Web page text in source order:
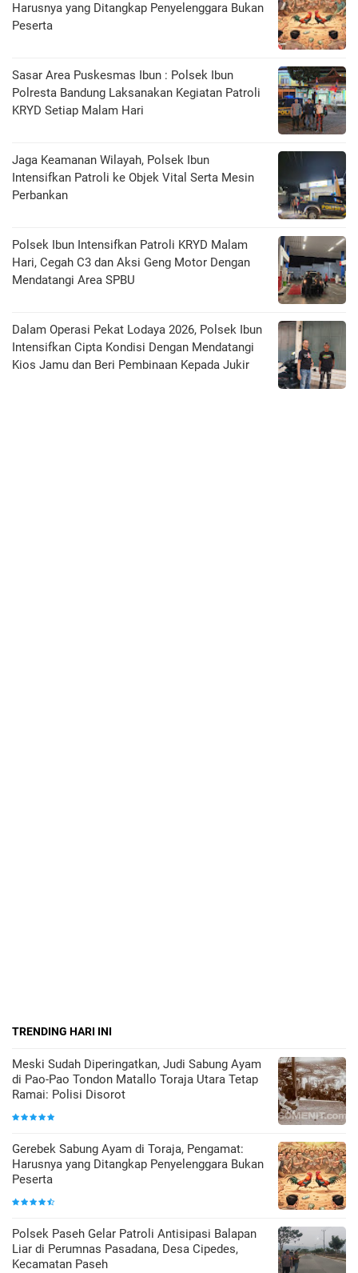
Harusnya yang Ditangkap Penyelenggara Bukan
Peserta
Sasar Area Puskesmas Ibun : Polsek Ibun
Polresta Bandung Laksanakan Kegiatan Patroli
KRYD Setiap Malam Hari
Jaga Keamanan Wilayah, Polsek Ibun
Intensifkan Patroli ke Objek Vital Serta Mesin
Perbankan
Polsek Ibun Intensifkan Patroli KRYD Malam
Hari, Cegah C3 dan Aksi Geng Motor Dengan
Mendatangi Area SPBU
Dalam Operasi Pekat Lodaya 2026, Polsek Ibun
Intensifkan Cipta Kondisi Dengan Mendatangi
Kios Jamu dan Beri Pembinaan Kepada Jukir
TRENDING HARI INI
Meski Sudah Diperingatkan, Judi Sabung Ayam
di Pao-Pao Tondon Matallo Toraja Utara Tetap
Ramai: Polisi Disorot
Gerebek Sabung Ayam di Toraja, Pengamat:
Harusnya yang Ditangkap Penyelenggara Bukan
Peserta
Polsek Paseh Gelar Patroli Antisipasi Balapan
Liar di Perumnas Pasadana, Desa Cipedes,
Kecamatan Paseh